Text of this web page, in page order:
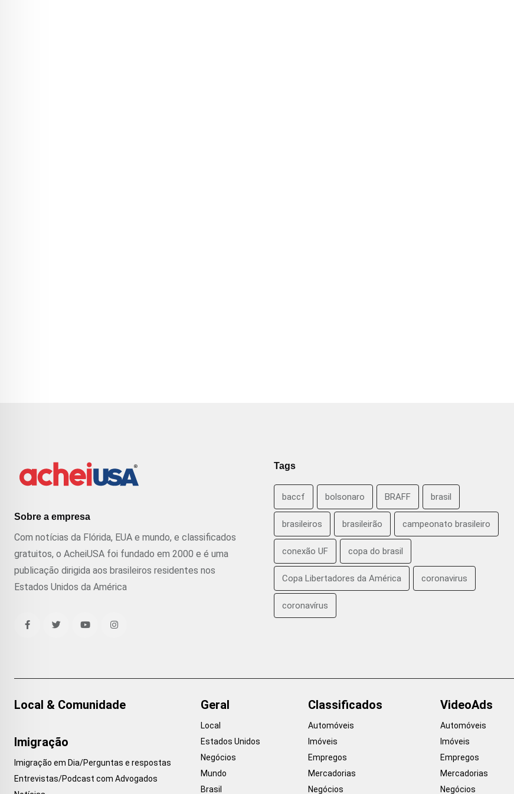
Sobre a empresa
Com notícias da Flórida, EUA e mundo, e classificados
gratuitos, o AcheiUSA foi fundado em 2000 e é uma
publicação dirigida aos brasileiros residentes nos
Estados Unidos da América
Tags
baccf bolsonaro BRAFF brasil
brasileiros brasileirão campeonato brasileiro
conexão UF copa do brasil
Copa Libertadores da América coronavirus
coronavírus
Local & Comunidade
Imigração
Imigração em Dia/Perguntas e respostas
Entrevistas/Podcast com Advogados
Geral
Local
Estados Unidos
Negócios
Mundo
Brasil
Classificados
Automóveis
Imóveis
Empregos
Mercadorias
Negócios
VideoAds
Automóveis
Imóveis
Empregos
Mercadorias
Negócios